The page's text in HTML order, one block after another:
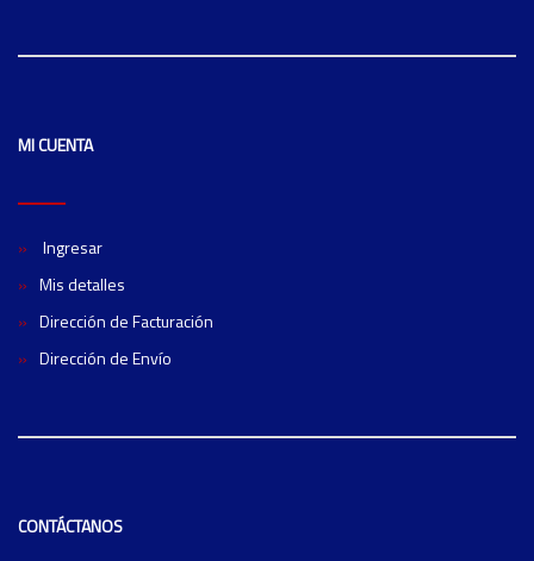
MI CUENTA
Ingresar
Mis detalles
Dirección de Facturación
Dirección de Envío
CONTÁCTANOS